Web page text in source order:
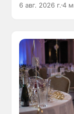
кто-то забыл
6 авг. 2026 г.4